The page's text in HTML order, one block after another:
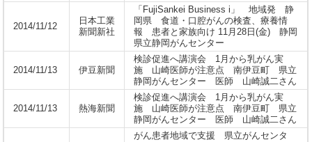
2014/11/12
日本工業
新聞新社
「FujiSankei Business i」 地域発 静
岡県 食道・口腔がんの検査、療養情
報 患者と家族向け 11月28日(金) 静岡
県立静岡がんセンター
2014/11/13 伊豆新聞
検診促進へ講演会 1月から乳がん実
施 山崎医師が注意点 南伊豆町 県立
静岡がんセンター 医師 山崎誠二さん
2014/11/13 熱海新聞
検診促進へ講演会 1月から乳がん実
施 山崎医師が注意点 南伊豆町 県立
静岡がんセンター 医師 山崎誠二さん
がん患者地域で支援 県立がんセンタ